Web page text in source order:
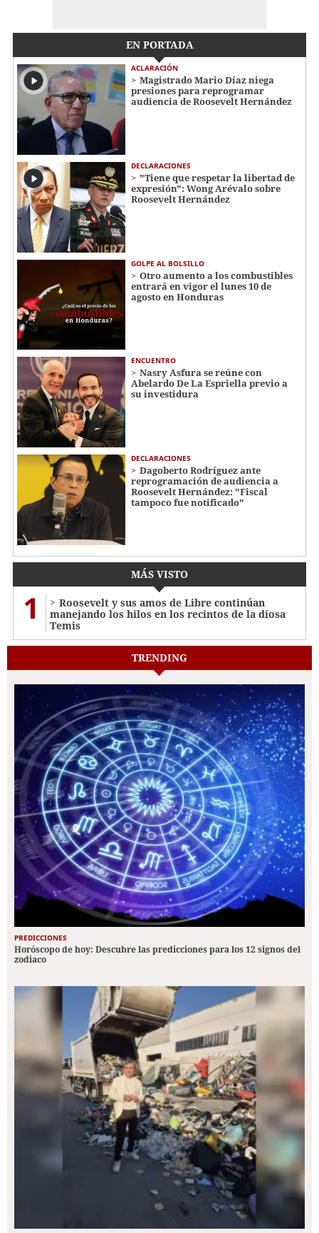
EN PORTADA
ACLARACIÓN
Magistrado Mario Díaz niega
presiones para reprogramar
audiencia de Roosevelt Hernández
DECLARACIONES
"Tiene que respetar la libertad de
expresión": Wong Arévalo sobre
Roosevelt Hernández
GOLPE AL BOLSILLO
Otro aumento a los combustibles
entrará en vigor el lunes 10 de
agosto en Honduras
ENCUENTRO
Nasry Asfura se reúne con
Abelardo De La Espriella previo a
su investidura
DECLARACIONES
Dagoberto Rodríguez ante
reprogramación de audiencia a
Roosevelt Hernández: "Fiscal
tampoco fue notificado"
MÁS VISTO
1
Roosevelt y sus amos de Libre continúan
manejando los hilos en los recintos de la diosa
Temis
TRENDING
PREDICCIONES
Horóscopo de hoy: Descubre las predicciones para los 12 signos del
zodiaco